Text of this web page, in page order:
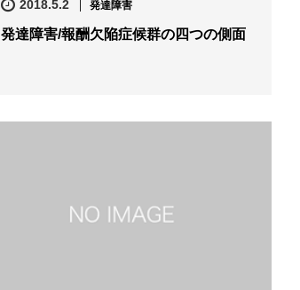
2018.5.2 発達障害
発達障害/報酬欠陥症候群の四つの側面